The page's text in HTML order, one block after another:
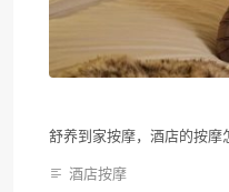
舒养到家按摩，酒店的按
酒店按摩